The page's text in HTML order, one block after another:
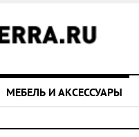
МЕБЕЛЬ И АКСЕССУАРЫ